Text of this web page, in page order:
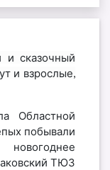
сказочный
и взрослые,
Областной
побывали
ТЮЗ